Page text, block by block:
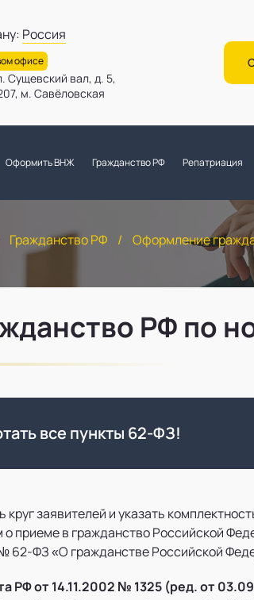
Россия
офисе
Сущевский вал, д. 5,
м. Савёловская
Оформить ВНЖ Гражданство РФ Репатриация
Гражданство РФ / Оформление
РФ по
все пункты 62-ФЗ!
заявителей и указать
приеме в гражданство Российской
62-ФЗ «О гражданстве Российской
РФ от 14.11.2002 № 1325 (ред. от